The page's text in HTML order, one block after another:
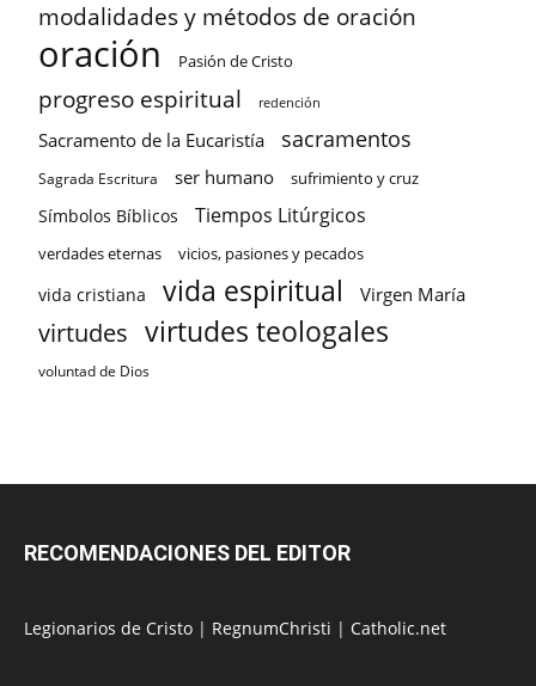
modalidades y métodos de oración
oración Pasión de Cristo
progreso espiritual redención
Sacramento de la Eucaristía sacramentos
Sagrada Escritura ser humano sufrimiento y cruz
Símbolos Bíblicos Tiempos Litúrgicos
verdades eternas vicios, pasiones y pecados
vida cristiana vida espiritual Virgen María
virtudes virtudes teologales
voluntad de Dios
RECOMENDACIONES DEL EDITOR
Legionarios de Cristo | RegnumChristi | Catholic.net